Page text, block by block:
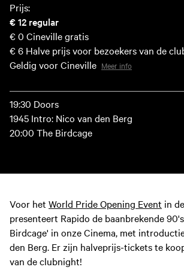
Prijs:
€ 12 regular
€ 0 Cineville gratis
€ 6 Halve prijs voor bezoekers van de
Geldig voor Cineville Meer info
19:30 Doors
1945 Intro: Nico van den Berg
20:00 The Birdcage
Voor het World Pride Opening Event in
presenteert Rapido de baanbrekende
Birdcage' in onze Cinema, met
den Berg. Er zijn halveprijs-tickets te
van de clubnight!